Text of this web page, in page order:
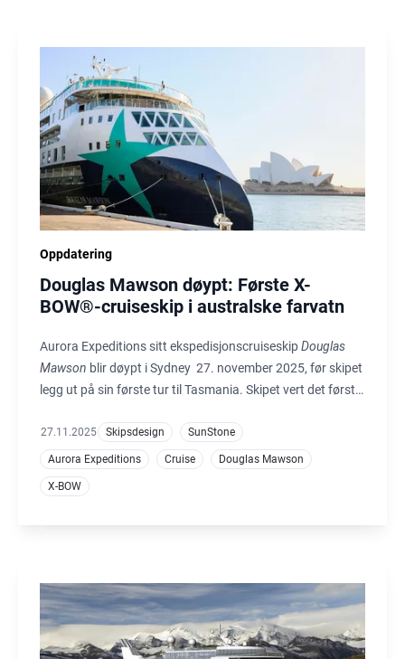
Oppdatering
Douglas Mawson døypt: Første X-
BOW®-cruiseskip i australske farvatn
Aurora Expeditions sitt ekspedisjonscruiseskipDouglas
Mawson blir døypt i Sydney 27. november 2025, før skipet
legg ut på sin første tur til Tasmania. Skipet vert det første
operere i australske farvatn. Skrogforma er langt meir enn
eit visuelt kjenneteikn, det er eit gjennombrot innan
maritimt ingeniørarbeid.
27.11.2025 Skipsdesign SunStone
Aurora Expeditions Cruise Douglas Mawson
X-BOW